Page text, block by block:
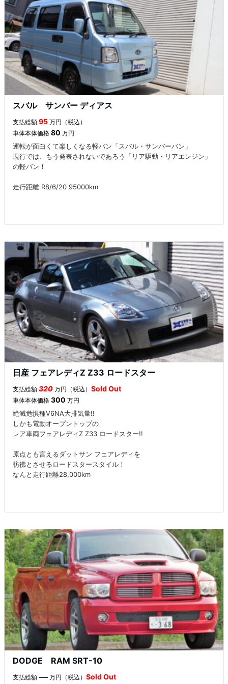
スバル サンバー ディアス
支払総額 95 万円（税込）
車体本体価格 80 万円
運転が面白くて楽しくなる軽バン「スバル・サンバーバン」
現行では、もう発表されないであろう「リア駆動・リアエンジン」
の軽バン！
走行距離 R8/6/20 95000km
日産 フェアレディZ Z33 ロードスター
支払総額 320 万円（税込） Sold Out
車体本体価格 300 万円
絶滅危惧種V6NA大排気量!!
しかも電動オープントップの
レア車両フェアレディZ Z33 ロードスター!!
原点とも言えるダットサン フェアレディを
彷彿とさせるロードスタースタイル！
なんと走行距離28,000km
DODGE RAM SRT-10
支払総額 --- 万円（税込） Sold Out